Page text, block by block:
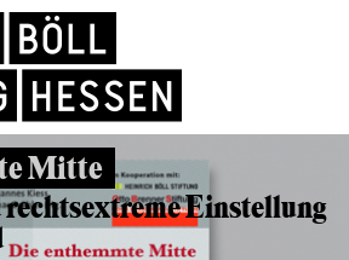
Mitte
Einstellung